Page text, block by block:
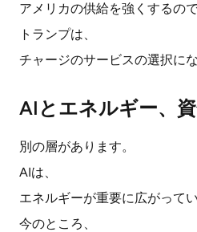
アメリカの供給を強くするので
トランプは、
チャージのサービスの選択にな
AIとエネルギー、
別の層があります。
AIは、
エネルギーが重要に広がってい
今のところ、